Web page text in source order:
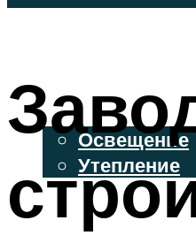
ОСВЕЩЕНИЕ И
Освещение
Утепление
ДЕКОР